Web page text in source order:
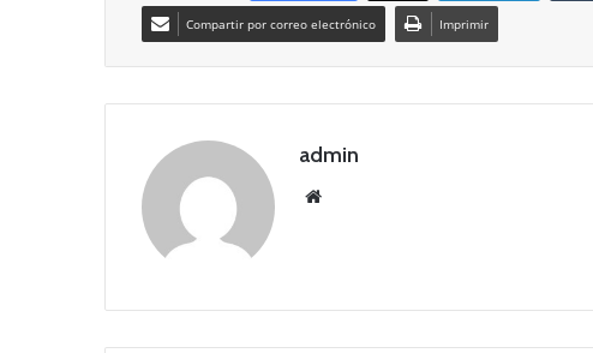
Compartir por correo electrónico Imprimir
admin